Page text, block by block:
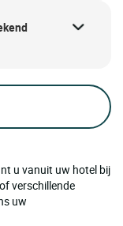
u vanuit uw hotel bij
verschillende
uw